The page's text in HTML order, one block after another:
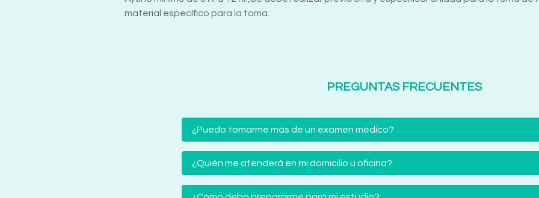
material específico para la toma.
PREGUNTAS FRECUENTES
¿Puedo tomarme más de un examen médico?
¿Quién me atenderá en mi domicilio u oficina?